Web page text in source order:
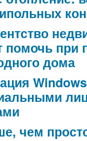
помочь при
дома
Windows
чем